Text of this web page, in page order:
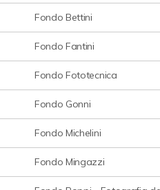
Fondo Bettini
Fondo Fantini
Fondo Fototecnica
Fondo Gonni
Fondo Michelini
Fondo Mingazzi